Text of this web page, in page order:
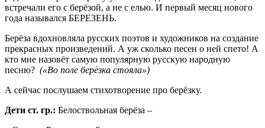
встречали его с берёзой, а не с елью. И первый месяц нового
года назывался БЕРЕЗЕНЬ.
Берёза вдохновляла русских поэтов и художников на создание
прекрасных произведений. А уж сколько песен о ней спето! А
кто мне назовёт самую популярную русскую народную
песню? («Во поле берёзка стояла»)
А сейчас послушаем стихотворение про берёзку.
Дети ст. гр.: Белоствольная берёза –